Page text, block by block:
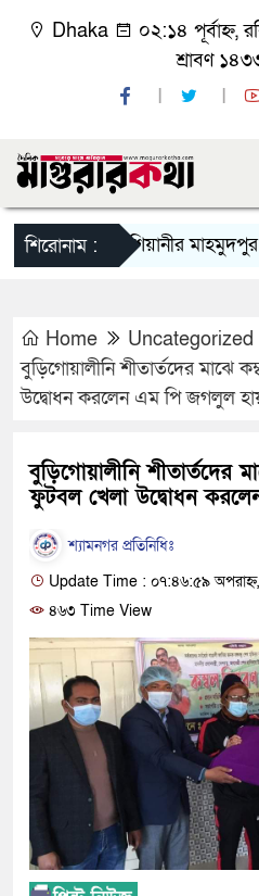
Dhaka
০২:১৪ পূর্বাহ্ন,
শ্রাবণ
শিরোনাম :কাশিয়ানীর মাহমুদপুর
Home
Uncategorized
বুড়িগোয়ালীনি শীতার্তদের মাঝে
উদ্বোধন করলেন এম পি জগলুল
বুড়িগোয়ালীনি শীতার্তদের
ফুটবল খেলা উদ্বোধন
শ্যামনগর প্রতিনিধিঃ
Update Time : ০৭:৪৬:৫৯ অপরাহ্ন,
৪৬৩ Time View